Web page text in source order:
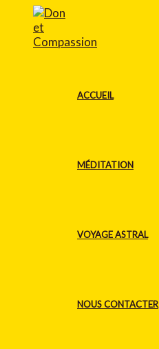
contenu
ACCUEIL
MÉDITATION
VOYAGE ASTRAL
NOUS CONTACTER